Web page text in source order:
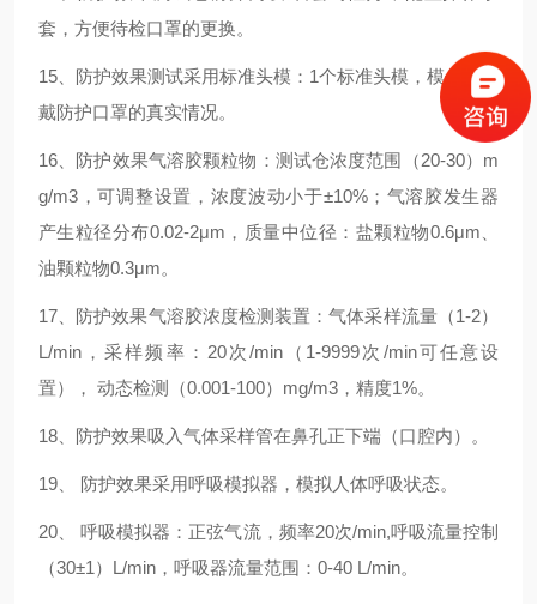
套，方便待检口罩的更换。
15、防护效果测试采用标准头模：1个标准头模，模仿人穿
戴防护口罩的真实情况。
16、防护效果气溶胶颗粒物：测试仓浓度范围（20-30）m
g/m3，可调整设置，浓度波动小于±10%；气溶胶发生器
产生粒径分布0.02-2μm，质量中位径：盐颗粒物0.6μm、
油颗粒物0.3μm。
17、防护效果气溶胶浓度检测装置：气体采样流量（1-2）
L/min，采样频率：20次/min（1-9999次/min可任意设
置）， 动态检测（0.001-100）mg/m3，精度1%。
18、防护效果吸入气体采样管在鼻孔正下端（口腔内）。
19、 防护效果采用呼吸模拟器，模拟人体呼吸状态。
20、 呼吸模拟器：正弦气流，频率20次/min,呼吸流量控制
（30±1）L/min，呼吸器流量范围：0-40 L/min。